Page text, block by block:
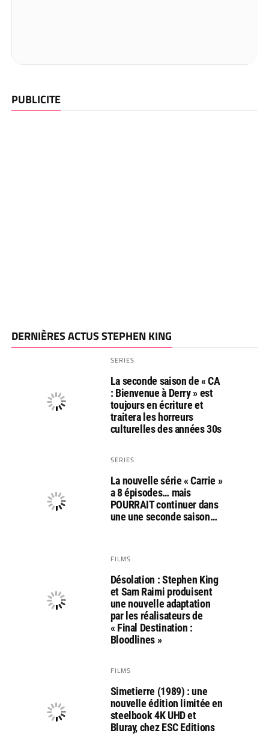
PUBLICITE
DERNIÈRES ACTUS STEPHEN KING
SERIES
La seconde saison de « CA
: Bienvenue à Derry » est
toujours en écriture et
traitera les horreurs
culturelles des années 30s
SERIES
La nouvelle série « Carrie »
a 8 épisodes… mais
POURRAIT continuer dans
une une seconde saison…
FILMS
Désolation : Stephen King
et Sam Raimi produisent
une nouvelle adaptation
par les réalisateurs de
« Final Destination :
Bloodlines »
FILMS
Simetierre (1989) : une
nouvelle édition limitée en
steelbook 4K UHD et
Bluray, chez ESC Editions